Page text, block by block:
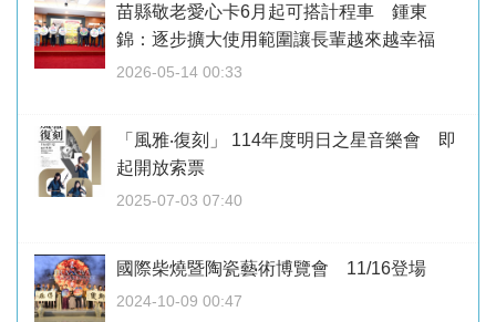
苗縣敬老愛心卡6月起可搭計程車 鍾東
錦：逐步擴大使用範圍讓長輩越來越幸福
2026-05-14 00:33
「風雅‧復刻」 114年度明日之星音樂會 即
起開放索票
2025-07-03 07:40
國際柴燒暨陶瓷藝術博覽會 11/16登場
2024-10-09 00:47